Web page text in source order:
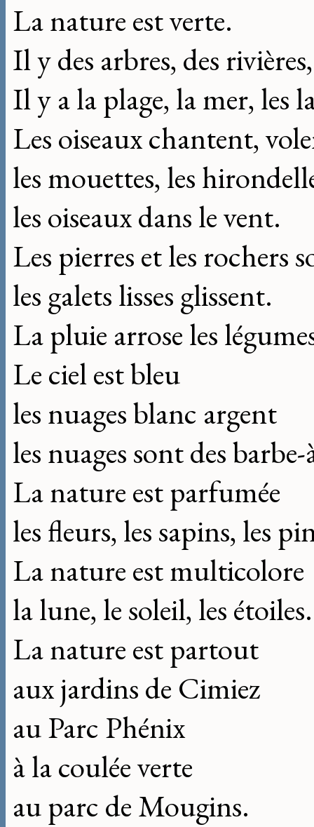
La nature est verte.
Il y des arbres, des
Il y a la plage, la mer, les
Les oiseaux chantent,
les mouettes, les
les oiseaux dans le vent.
Les pierres et les rochers
les galets lisses glissent.
La pluie arrose les
Le ciel est bleu
les nuages blanc argent
les nuages sont des
La nature est parfumée
les fleurs, les sapins, les
La nature est multicolore
la lune, le soleil, les étoiles.
La nature est partout
aux jardins de Cimiez
au Parc Phénix
à la coulée verte
au parc de Mougins.